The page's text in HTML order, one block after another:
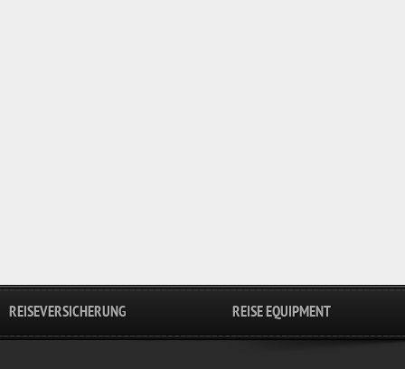
REISEVERSICHERUNG REISE EQUIPMENT